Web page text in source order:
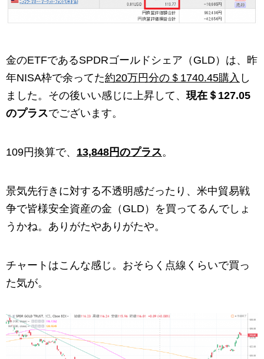
金のETFであるSPDRゴールドシェア（GLD）は、昨
年NISA枠で余ってた約20万円分の＄1740.45購入 し
ました。その後いい感じに上昇して、 現在＄127.05
のプラスでございます。
109円換算で、 13,848円のプラス。
景気先行きに対する不透明感だったり、米中貿易戦
争で皆様安全資産の金（GLD）を買ってるんでしょ
うかね。ありがたやありがたや。
チャートはこんな感じ。おそらく点線くらいで買っ
た気が。